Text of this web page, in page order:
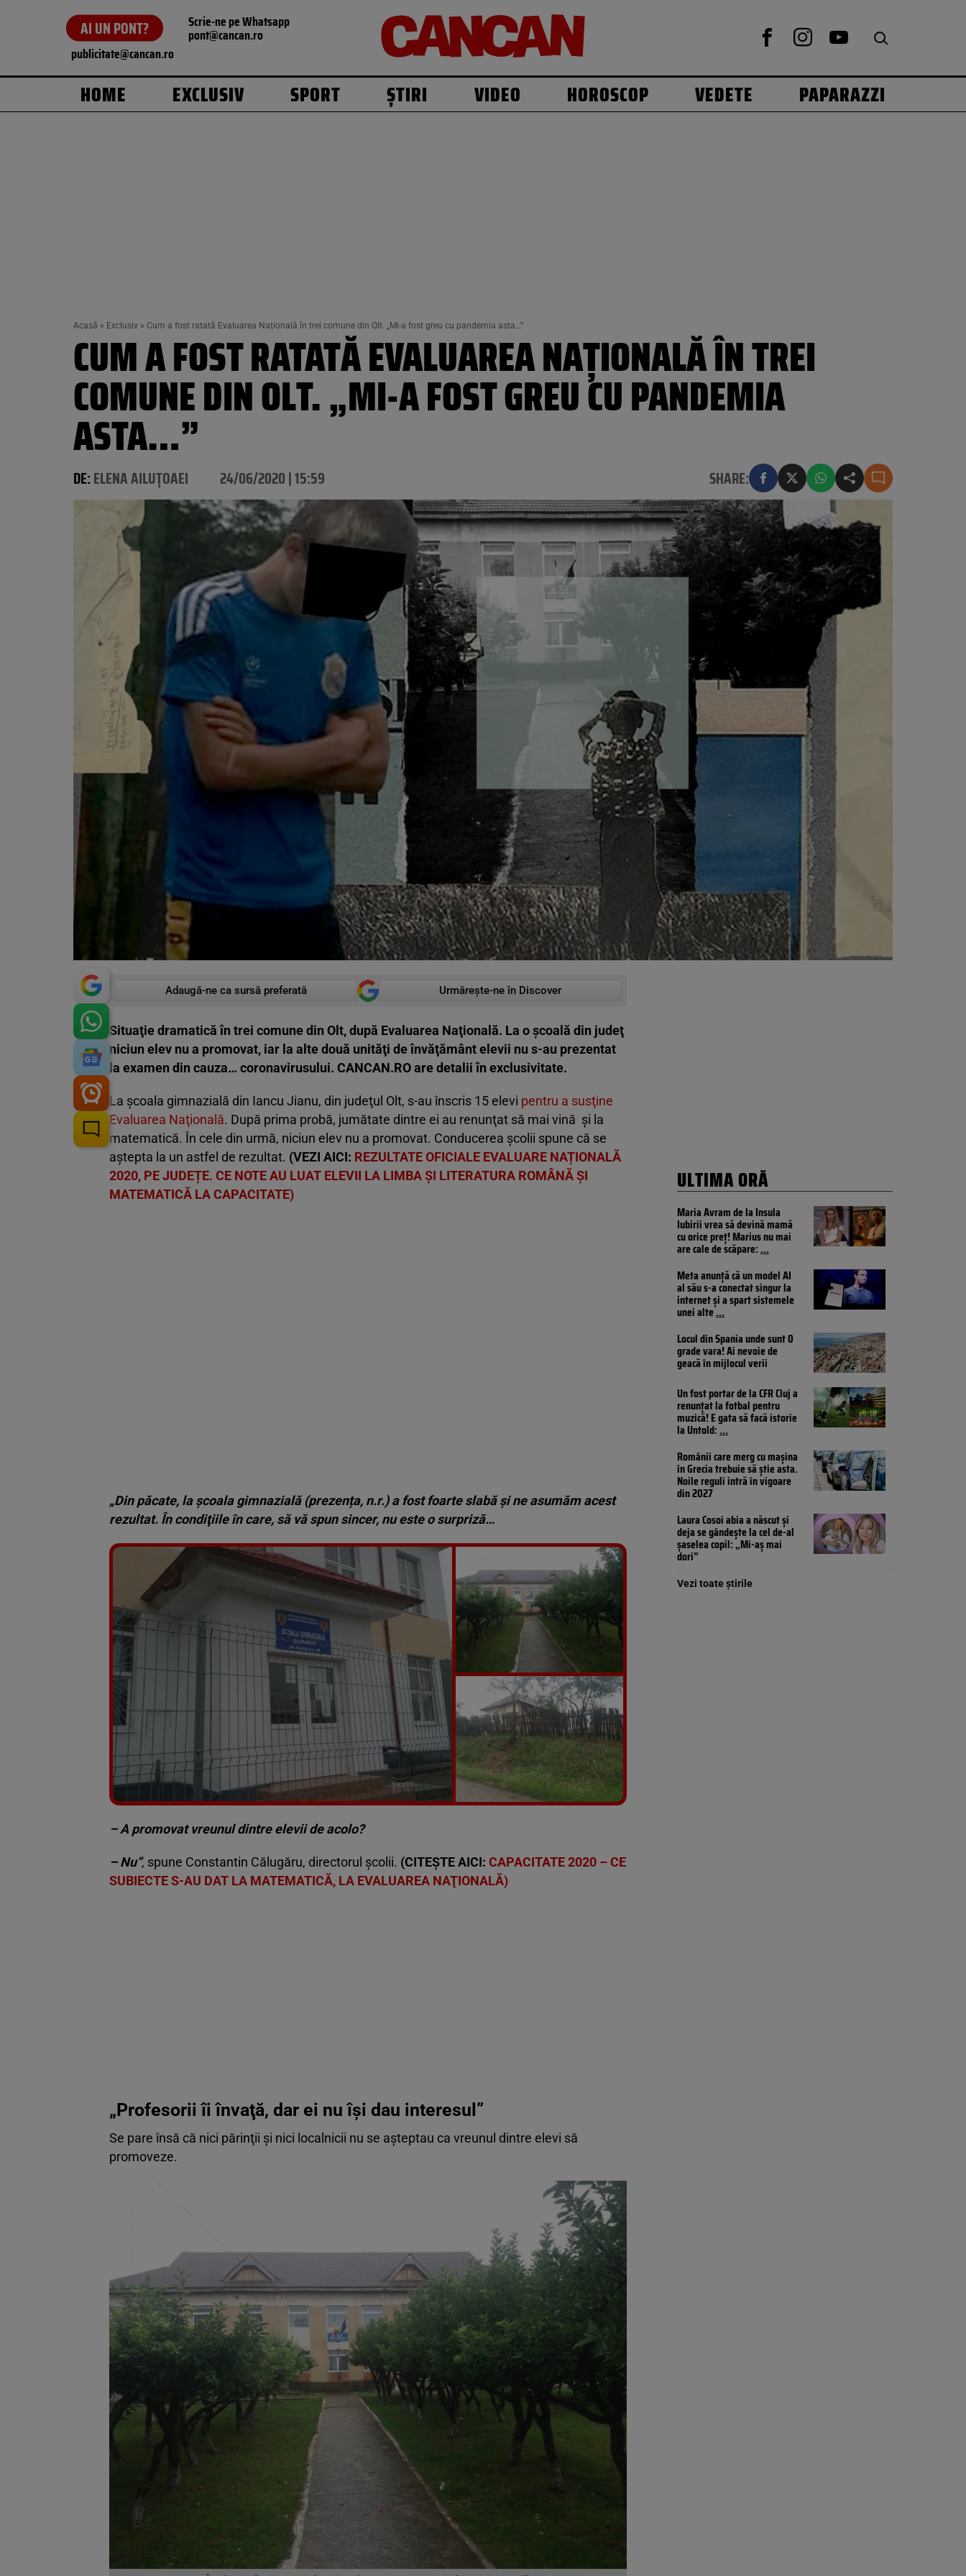
AI UN PONT? Scrie-ne pe Whatsapp
pont@cancan.ro
publicitate@cancan.ro
HOME EXCLUSIV SPORT ȘTIRI VIDEO HOROSCOP VEDETE PAPARAZZI
Acasă » Exclusiv » Cum a fost ratată Evaluarea Națională în trei comune din Olt. „Mi-a fost greu cu pandemia asta…”
CUM A FOST RATATĂ EVALUAREA NAȚIONALĂ ÎN TREI
COMUNE DIN OLT. „MI-A FOST GREU CU PANDEMIA
ASTA…”
DE:ELENA AILUȚOAEI 24/06/2020 | 15:59 SHARE:
Adaugă-ne ca sursă preferată Urmărește-ne în Discover
Situaţie dramatică în trei comune din Olt, după Evaluarea Naţională. La o şcoală din judeţ
niciun elev nu a promovat, iar la alte două unităţi de învăţământ elevii nu s-au prezentat
la examen din cauza… coronavirusului. CANCAN.RO are detalii în exclusivitate.
La şcoala gimnazială din Iancu Jianu, din judeţul Olt, s-au înscris 15 elevi pentru a susţine
Evaluarea Naţională. După prima probă, jumătate dintre ei au renunţat să mai vină şi la
matematică. În cele din urmă, niciun elev nu a promovat. Conducerea şcolii spune că se
aştepta la un astfel de rezultat. (VEZI AICI: REZULTATE OFICIALE EVALUARE NAȚIONALĂ
2020, PE JUDEȚE. CE NOTE AU LUAT ELEVII LA LIMBA ȘI LITERATURA ROMÂNĂ ȘI
MATEMATICĂ LA CAPACITATE)
„Din păcate, la şcoala gimnazială (prezența, n.r.) a fost foarte slabă şi ne asumăm acest
rezultat. În condiţiile în care, să vă spun sincer, nu este o surpriză…
Vezi galeria foto
– A promovat vreunul dintre elevii de acolo?
– Nu”, spune Constantin Călugăru, directorul școlii. (CITEȘTE AICI: CAPACITATE 2020 – CE
SUBIECTE S-AU DAT LA MATEMATICĂ, LA EVALUAREA NAŢIONALĂ)
„Profesorii îi învaţă, dar ei nu își dau interesul”
Se pare însă că nici părinţii şi nici localnicii nu se aşteptau ca vreunul dintre elevi să
promoveze.
ULTIMA ORĂ
Maria Avram de la Insula
Iubirii vrea să devină mamă
cu orice preț! Marius nu mai
are cale de scăpare:...
Meta anunță că un model AI
al său s-a conectat singur la
internet și a spart sistemele
unei alte...
Locul din Spania unde sunt 0
grade vara! Ai nevoie de
geacă în mijlocul verii
Un fost portar de la CFR Cluj a
renunțat la fotbal pentru
muzică! E gata să facă istorie
la Untold:...
Românii care merg cu mașina
în Grecia trebuie să știe asta.
Noile reguli intră în vigoare
din 2027
Laura Cosoi abia a născut și
deja se gândește la cel de-al
șaselea copil: „Mi-aș mai
dori”
Vezi toate știrile